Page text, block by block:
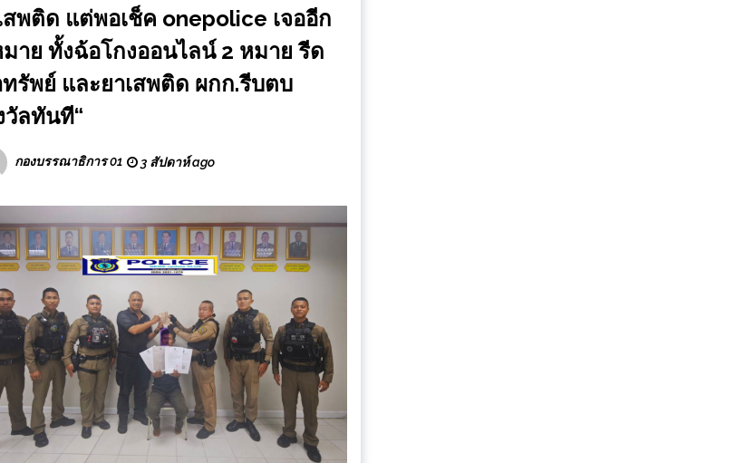
สพติด แต่พอเช็ค onepolice เจออีก
าย ทั้งฉ้อโกงออนไลน์ 2 หมาย รีด
ทรัพย์ และยาเสพติด ผกก.รีบตบ
วัลทันที“
กองบรรณาธิการ 01 3 สัปดาห์ ago